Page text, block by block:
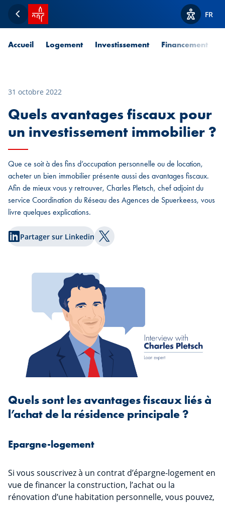
Retour
Accueil SPUERKEESS
Afficher
FR
Accueil Logement Investissement Financement
31 octobre 2022
Quels avantages fiscaux pour
un investissement immobilier ?
Que ce soit à des fins d’occupation personnelle ou de location,
acheter un bien immobilier présente aussi des avantages fiscaux.
Afin de mieux vous y retrouver, Charles Pletsch, chef adjoint du
service Coordination du Réseau des Agences de Spuerkeess, vous
livre quelques explications.
Partager sur Linkedin Partager sur Twitter
Quels sont les avantages fiscaux liés à
l’achat de la résidence principale ?
Epargne-logement
Si vous souscrivez à un contrat d’épargne-logement en
vue de financer la construction, l’achat ou la
rénovation d’une habitation personnelle, vous pouvez,